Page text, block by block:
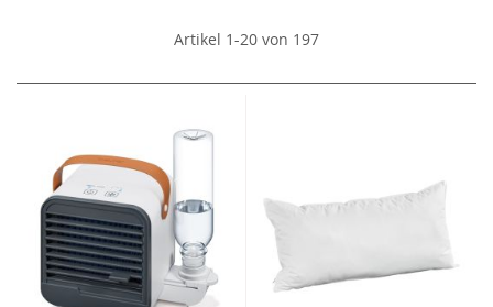
Artikel 1-20 von 197